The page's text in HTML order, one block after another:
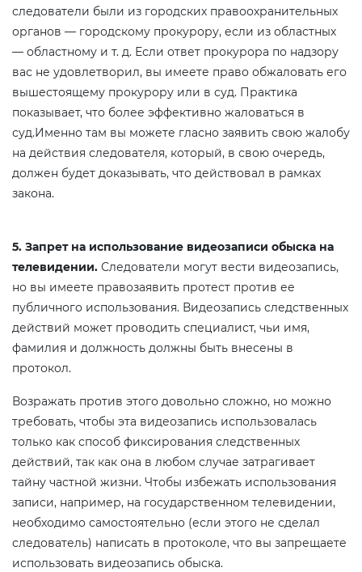
следователи были из городских правоохранительных
органов — городскому прокурору, если из областных
— областному и т. д. Если ответ прокурора по надзору
вас не удовлетворил, вы имеете право обжаловать его
вышестоящему прокурору или в суд. Практика
показывает, что более эффективно жаловаться в
суд.Именно там вы можете гласно заявить свою жалобу
на действия следователя, который, в свою очередь,
должен будет доказывать, что действовал в рамках
закона.
5. Запрет на использование видеозаписи обыска на
телевидении. Следователи могут вести видеозапись,
но вы имеете правозаявить протест против ее
публичного использования. Видеозапись следственных
действий может проводить специалист, чьи имя,
фамилия и должность должны быть внесены в
протокол.
Возражать против этого довольно сложно, но можно
требовать, чтобы эта видеозапись использовалась
только как способ фиксирования следственных
действий, так как она в любом случае затрагивает
тайну частной жизни. Чтобы избежать использования
записи, например, на государственном телевидении,
необходимо самостоятельно (если этого не сделал
следователь) написать в протоколе, что вы запрещаете
использовать видеозапись обыска.